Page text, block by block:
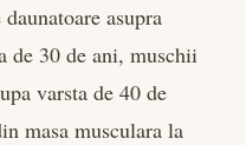
asupra
de 30 de ani, muschii
varsta de 40 de
masa musculara la